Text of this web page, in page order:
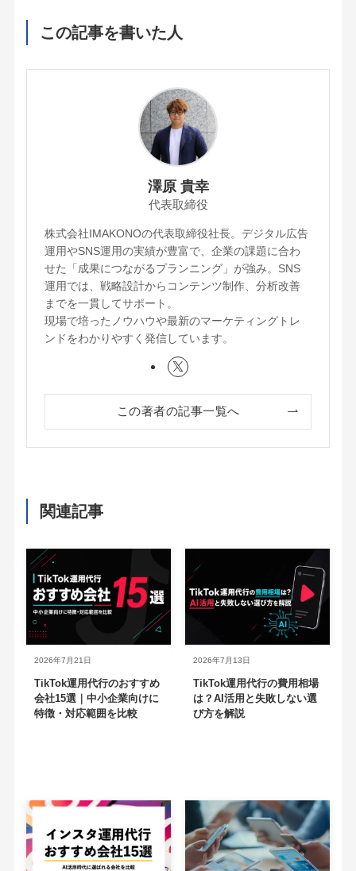
この記事を書いた人
澤原 貴幸
代表取締役
株式会社IMAKONOの代表取締役社長。デジタル広告
運用やSNS運用の実績が豊富で、企業の課題に合わ
せた「成果につながるプランニング」が強み。SNS
運用では、戦略設計からコンテンツ制作、分析改善
までを一貫してサポート。
現場で培ったノウハウや最新のマーケティングトレ
ンドをわかりやすく発信しています。
この著者の記事一覧へ
関連記事
TikTok運用代行のおすすめ
会社15選｜中小企業向けに
特徴・対応範囲を比較
2026年7月21日
TikTok運用代行の費用相場
は？AI活用と失敗しない選
び方を解説
2026年7月13日